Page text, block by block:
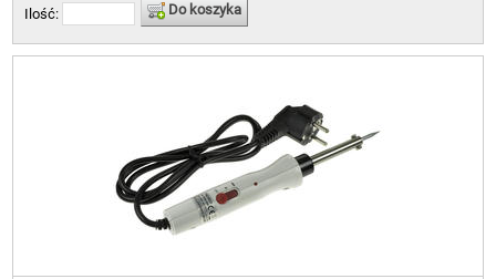
Ilość: Do koszyka